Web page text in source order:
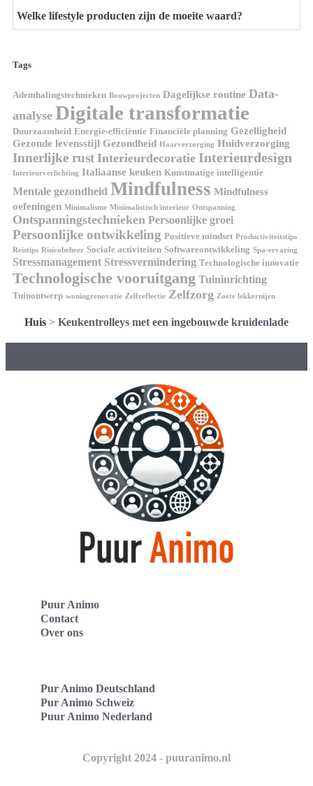
Welke lifestyle producten zijn de moeite waard?
Tags
Ademhalingstechnieken Bouwprojecten Dagelijkse routine Data-
analyse Digitale transformatie
Duurzaamheid Energie-efficiëntie Financiële planning Gezelligheid
Gezonde levensstijl Gezondheid Haarverzorging Huidverzorging
Innerlijke rust Interieurdecoratie Interieurdesign
Interieurverlichting Italiaanse keuken Kunstmatige intelligentie
Mentale gezondheid Mindfulness Mindfulness
oefeningen Minimalisme Minimalistisch interieur Ontspanning
Ontspanningstechnieken Persoonlijke groei
Persoonlijke ontwikkeling Positieve mindset Productiviteitstips
Reistips Risicobeheer Sociale activiteiten Softwareontwikkeling Spa-ervaring
Stressmanagement Stressvermindering Technologische innovatie
Technologische vooruitgang Tuininrichting
Tuinontwerp woningrenovatie Zelfreflectie Zelfzorg Zoete lekkernijen
Huis > Keukentrolleys met een ingebouwde kruidenlade
Puur Animo
Contact
Over ons
Pur Animo Deutschland
Pur Animo Schweiz
Puur Animo Nederland
Copyright 2024 - puuranimo.nl